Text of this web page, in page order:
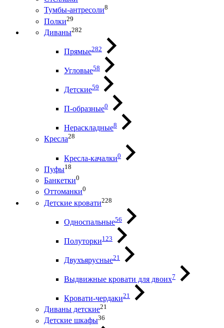
Тумбы-антресоли8
Полки29
Диваны282
Прямые282
Угловые58
Детские59
П-образные0
Нераскладные8
Кресла28
Кресла-качалки0
Пуфы18
Банкетки0
Оттоманки0
Детские кровати228
Односпальные56
Полуторки123
Двухъярусные21
Выдвижные кровати для двоих7
Кровати-чердаки21
Диваны детские21
Детские шкафы36